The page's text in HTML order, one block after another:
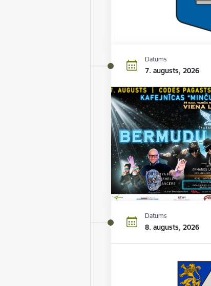
Datums
7. augusts, 2026
Datums
8. augusts, 2026